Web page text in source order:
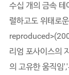
수십 개의 금속 테
렬하고도 위태로
리엄 포사이스의
의 고유한 움직임